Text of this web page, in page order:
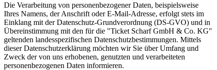
Die Verarbeitung von personenbezogener Daten, beispielsweise
Ihres Namens, der Anschrift oder E-Mail-Adresse, erfolgt stets im
Einklang mit der Datenschutz-Grundverordnung (DS-GVO) und in
Übereinstimmung mit den für die "Ticket Scharf GmbH & Co. KG"
geltenden landesspezifischen Datenschutzbestimmungen. Mittels
dieser Datenschutzerklärung möchten wir Sie über Umfang und
Zweck der von uns erhobenen, genutzten und verarbeiteten
personenbezogenen Daten informieren.